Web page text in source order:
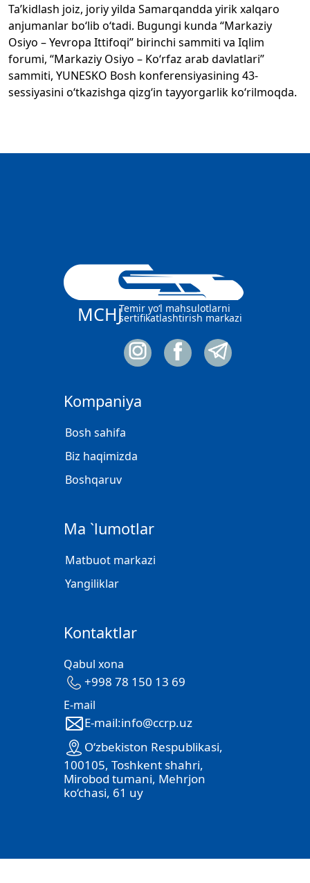
Ta’kidlash joiz, joriy yilda Samarqandda yirik xalqaro
anjumanlar bo‘lib o‘tadi. Bugungi kunda “Markaziy
Osiyo – Yevropa Ittifoqi” birinchi sammiti va Iqlim
forumi, “Markaziy Osiyo – Ko‘rfaz arab davlatlari”
sammiti, YUNESKO Bosh konferensiyasining 43-
sessiyasini o‘tkazishga qizg‘in tayyorgarlik ko‘rilmoqda.
MCHJTemir yo‘l mahsulotlarni
sertifikatlashtirish markazi
Kompaniya
Bosh sahifa
Biz haqimizda
Boshqaruv
Ma `lumotlar
Matbuot markazi
Yangiliklar
Kontaktlar
Qabul xona
+998 78 150 13 69
E-mail
E-mail:info@ccrp.uz
O‘zbekiston Respublikasi,
100105, Toshkent shahri,
Mirobod tumani, Mehrjon
ko‘chasi, 61 uy